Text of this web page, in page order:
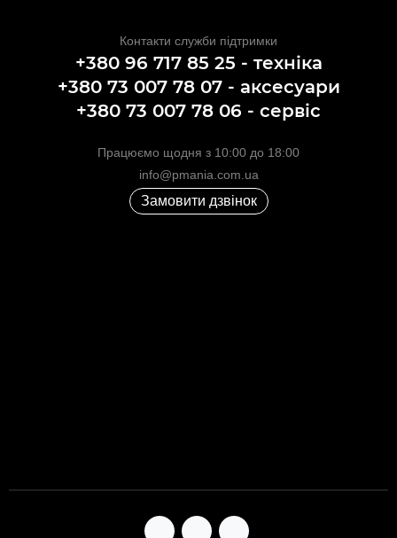
Контакти служби підтримки
+380 96 717 85 25 - техніка
+380 73 007 78 07 - аксесуари
+380 73 007 78 06 - сервіс
Працюємо щодня з 10:00 до 18:00
info@pmania.com.ua
Замовити дзвінок